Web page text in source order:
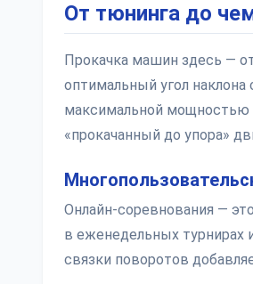
От тюнинга до
Прокачка машин здесь —
оптимальный угол
максимальной мощностью
«прокачанный до упора»
Онлайн-соревнования —
в еженедельных турнирах
связки поворотов